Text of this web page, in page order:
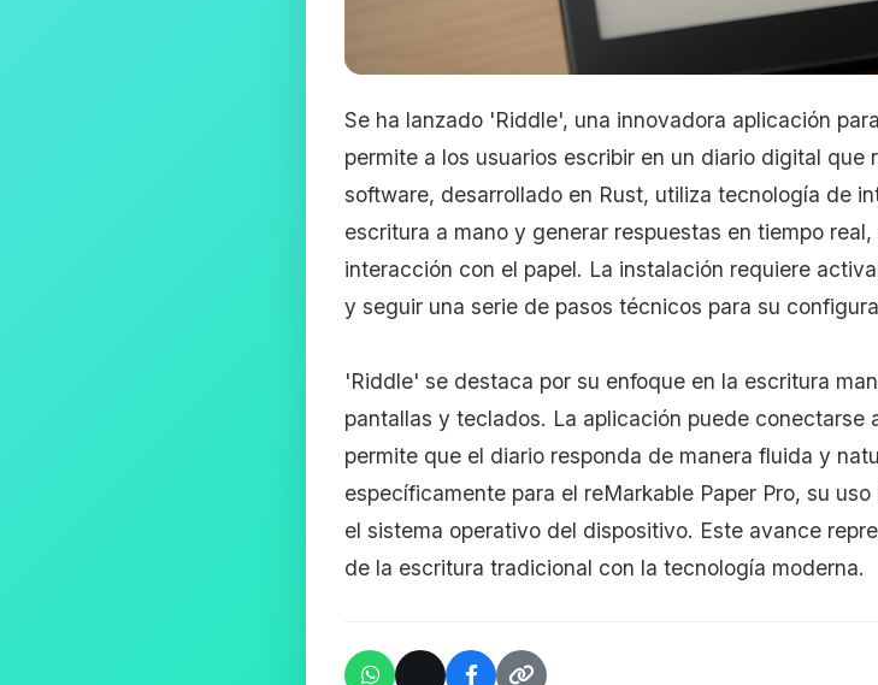
Se ha lanzado 'Riddle', una innovadora aplicación
permite a los usuarios escribir en un diario digital
software, desarrollado en Rust, utiliza tecnología de
escritura a mano y generar respuestas en tiempo
interacción con el papel. La instalación requiere
y seguir una serie de pasos técnicos para su
'Riddle' se destaca por su enfoque en la escritura
pantallas y teclados. La aplicación puede conectarse
permite que el diario responda de manera fluida y
específicamente para el reMarkable Paper Pro, su
el sistema operativo del dispositivo. Este avance
de la escritura tradicional con la tecnología moderna.